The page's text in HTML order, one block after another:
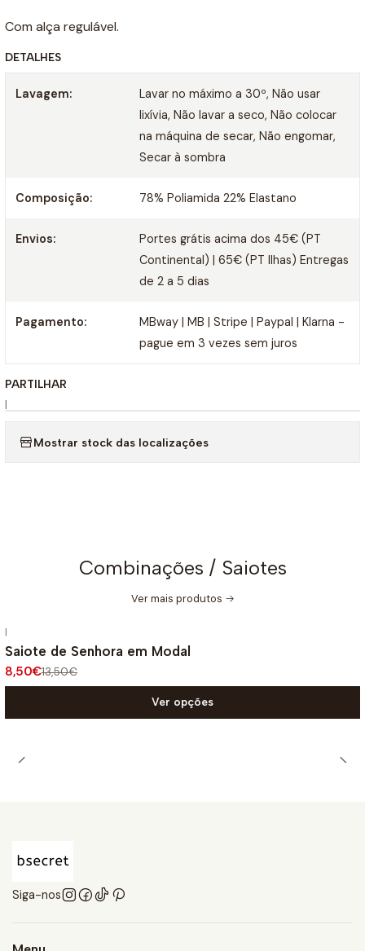
Com alça regulável.
DETALHES
Lavagem:
Lavar no máximo a 30º, Não usar
lixívia, Não lavar a seco, Não colocar
na máquina de secar, Não engomar,
Secar à sombra
Composição: 78% Poliamida 22% Elastano
Envios:
Portes grátis acima dos 45€ (PT
Continental) | 65€ (PT Ilhas) Entregas
de 2 a 5 dias
Pagamento:
MBway | MB | Stripe | Paypal | Klarna -
pague em 3 vezes sem juros
PARTILHAR
|
Mostrar stock das localizações
Combinações / Saiotes
Ver mais produtos
|
Saiote de Senhora em Modal
8,50€13,50€
Ver opções
Siga-nos